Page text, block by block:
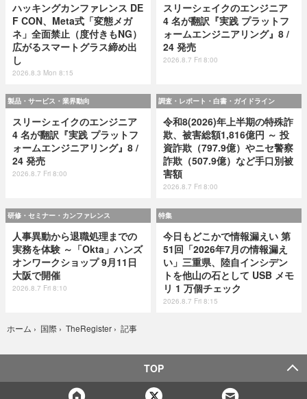
ハッキングカンファレンス DE
F CON、Meta式「変態メガ
ネ」全面禁止（度付きもNG）
広がるスマートグラス締め出
し
2026.8.3 Mon 8:15
スリーシェイクのエンジニア
4 名が翻訳『実践 プラットフ
ォームエンジニアリング』8 /
24 発売
2026.8.7 Fri 8:00
製品・サービス・業界動向
スリーシェイクのエンジニア
4 名が翻訳『実践 プラットフ
ォームエンジニアリング』8 /
24 発売
2026.8.7 Fri 8:00
調査・レポート・白書・ガイドライン
令和8(2026)年上半期の特殊詐
欺、被害総額1,816億円 ～ 投
資詐欺（797.9億）やニセ警察
詐欺（507.9億）など手口別被
害額
2026.8.7 Fri 8:00
研修・セミナー・カンファレンス
人事異動から退職処理までの
実務を体験 ～「Okta」ハンズ
オンワークショップ 9月11日
大阪で開催
2026.8.7 Fri 8:10
特集
今日もどこかで情報漏えい 第
51回「2026年7月の情報漏え
い」三重県、陸自インシデン
トを他山の石として USB メモ
リ 1 万個チェック
2026.8.7 Fri 8:15
ホーム › 国際 › TheRegister › 記事
TOP